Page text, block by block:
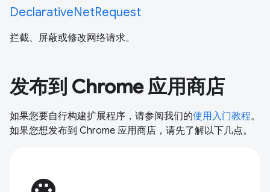
DeclarativeNetRequest
拦截、屏蔽或修改网络请求。
发布到 Chrome 应用商店
如果您要自行构建扩展程序，请参阅我们的使用入门教程。
如果您想发布到 Chrome 应用商店，请先了解以下几点。